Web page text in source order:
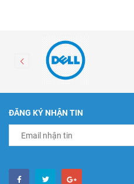
ĐĂNG KÝ NHẬN TIN